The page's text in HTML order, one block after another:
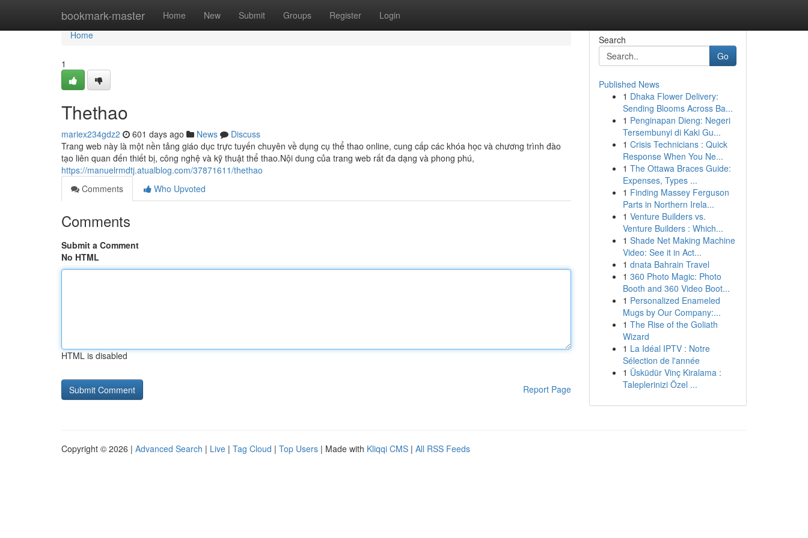
bookmark-master Home New Submit Groups Register Login
Home
Home
1
Thethao
mariex234gdz2 601 days ago News
Discuss
Trang web này là một nền tảng giáo dục trực tuyến chuyên về dụng cụ thể thao online, cung cấp các khóa học và chương trình đào
tạo liên quan đến thiết bị, công nghệ và kỹ thuật thể thao.Nội dung của trang web rất đa dạng và phong phú,
https://manuelrmdtj.atualblog.com/37871611/thethao
Comments
Who Upvoted
Comments
Submit a Comment
No HTML
HTML is disabled
Report Page
Search
Go
Published News
1 Dhaka Flower Delivery:
Sending Blooms Across Ba...
1 Penginapan Dieng: Negeri
Tersembunyi di Kaki Gu...
1 Crisis Technicians : Quick
Response When You Ne...
1 The Ottawa Braces Guide:
Expenses, Types ...
1 Finding Massey Ferguson
Parts in Northern Irela...
1 Venture Builders vs.
Venture Builders : Which...
1 Shade Net Making Machine
Video: See it in Act...
1 dnata Bahrain Travel
1 360 Photo Magic: Photo
Booth and 360 Video Boot...
1 Personalized Enameled
Mugs by Our Company:...
1 The Rise of the Goliath
Wizard
1 La Idéal IPTV : Notre
Sélection de l'année
1 Üsküdür Vinç Kiralama :
Taleplerinizi Özel ...
Copyright © 2026 | Advanced Search | Live | Tag Cloud | Top Users | Made with Kliqqi CMS | All RSS Feeds